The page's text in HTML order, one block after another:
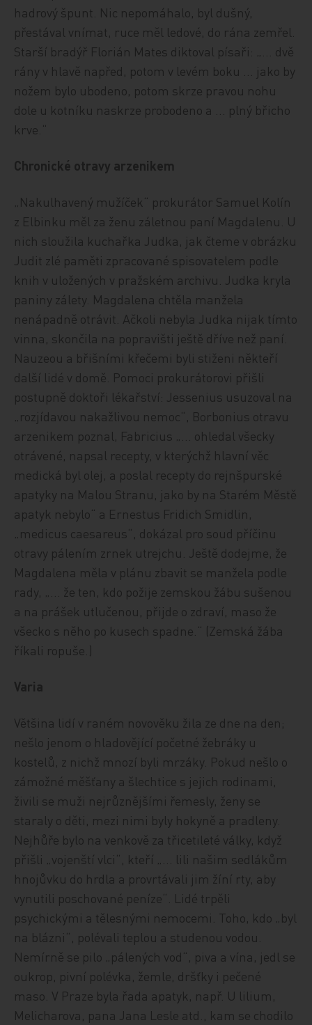
hadrový špunt. Nic nepomáhalo, byl dušný,
přestával vnímat, ruce měl ledové, do rána zemřel.
Starší bradýř Florián Mates diktoval písaři: „… dvě
rány v hlavě napřed, potom v levém boku … jako by
nožem bylo ubodeno, potom skrze pravou nohu
dole u kotníku naskrze probodeno a … plný břicho
krve.“
Chronické otravy arzenikem
„Nakulhavený mužíček“ prokurátor Samuel Kolín
z Elbinku měl za ženu záletnou paní Magdalenu. U
nich sloužila kuchařka Judka, jak čteme v obrázku
Judit zlé paměti zpracované spisovatelem podle
knih v uložených v pražském archivu. Judka kryla
paniny zálety. Magdalena chtěla manžela
nenápadně otrávit. Ačkoli nebyla Judka nijak tímto
vinna, skončila na popravišti ještě dříve než paní.
Nauzeou a břišními křečemi byli stiženi někteří
další lidé v domě. Pomoci prokurátorovi přišli
postupně doktoři lékařství: Jessenius usuzoval na
„rozjídavou nakažlivou nemoc“, Borbonius otravu
arzenikem poznal, Fabricius „… ohledal všecky
otrávené, napsal recepty, v kterýchž hlavní věc
medická byl olej, a poslal recepty do rejnšpurské
apatyky na Malou Stranu, jako by na Starém Městě
apatyk nebylo“ a Ernestus Fridich Smidlin,
„medicus caesareus“, dokázal pro soud příčinu
otravy pálením zrnek utrejchu. Ještě dodejme, že
Magdalena měla v plánu zbavit se manžela podle
rady, „… že ten, kdo požije zemskou žábu sušenou
a na prášek utlučenou, přijde o zdraví, maso že
všecko s něho po kusech spadne.“ (Zemská žába
říkali ropuše.)
Varia
Většina lidí v raném novověku žila ze dne na den;
nešlo jenom o hladovějící početné žebráky u
kostelů, z nichž mnozí byli mrzáky. Pokud nešlo o
zámožné měšťany a šlechtice s jejich rodinami,
živili se muži nejrůznějšími řemesly, ženy se
staraly o děti, mezi nimi byly hokyně a pradleny.
Nejhůře bylo na venkově za třicetileté války, když
přišli „vojenští vlci“, kteří „… lili našim sedlákům
hnojůvku do hrdla a provrtávali jim žíní rty, aby
vynutili poschované peníze“. Lidé trpěli
psychickými a tělesnými nemocemi. Toho, kdo „byl
na blázni“, polévali teplou a studenou vodou.
Nemírně se pilo „pálených vod“, piva a vína, jedl se
oukrop, pivní polévka, žemle, dršťky i pečené
maso. V Praze byla řada apatyk, např. U lilium,
Melicharova, pana Jana Lesle atd., kam se chodilo